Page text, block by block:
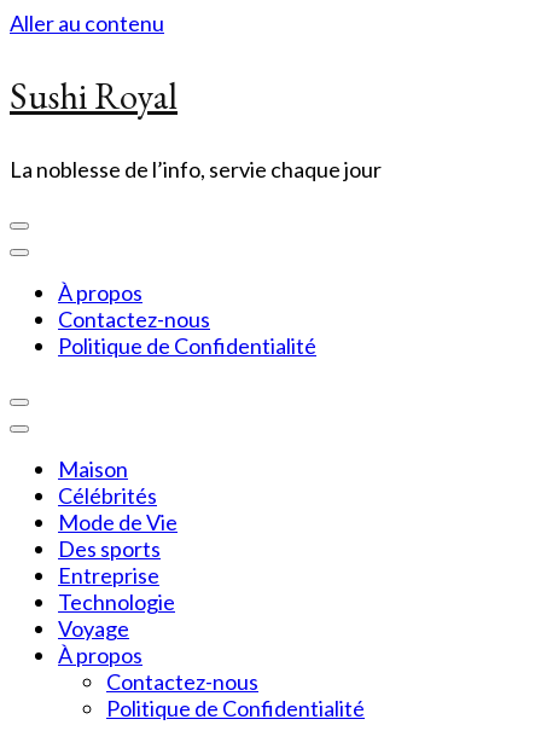
Aller au contenu
Sushi Royal
La noblesse de l’info, servie chaque jour
À propos
Contactez-nous
Politique de Confidentialité
Maison
Célébrités
Mode de Vie
Des sports
Entreprise
Technologie
Voyage
À propos
Contactez-nous
Politique de Confidentialité